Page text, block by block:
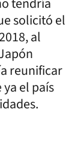
solicitó el
al
reunificar
el país